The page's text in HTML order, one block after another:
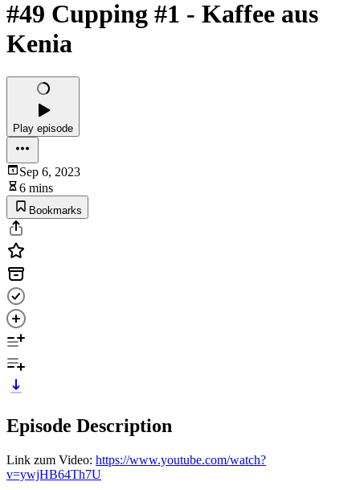
#49 Cupping #1 - Kaffee aus
Kenia
Play episode
Sep 6, 2023
6 mins
Bookmarks
Episode Description
Link zum Video: https://www.youtube.com/watch?
v=ywjHB64Th7U